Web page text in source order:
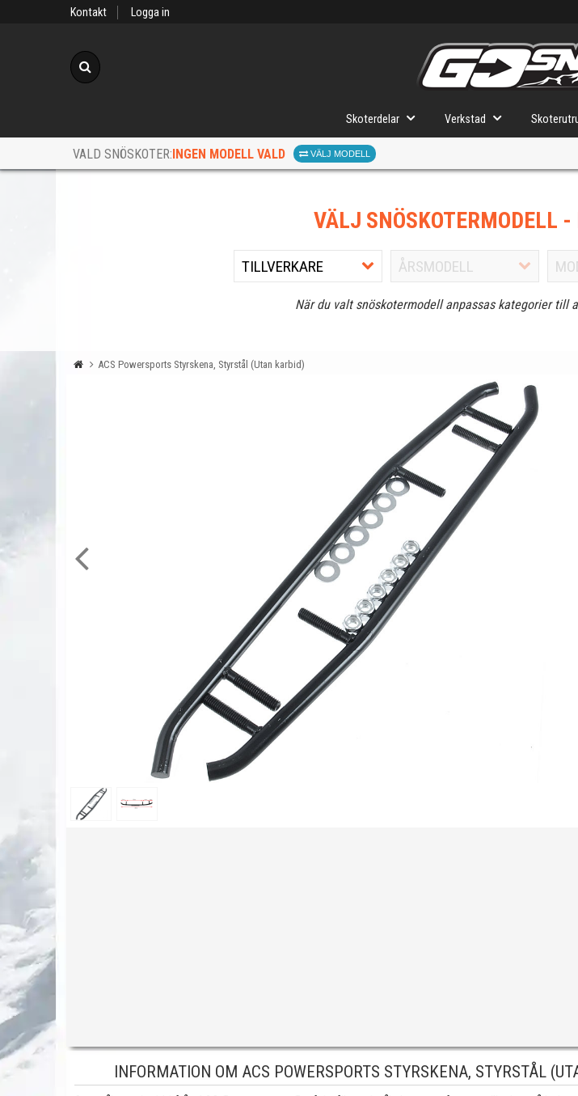
Kontakt Logga in
Skoterdelar Verkstad
VALD SNÖSKOTER:INGEN MODELL VALD VÄLJ MODELL
VÄLJ SNÖSKOTERMODELL -
När du valt snöskotermodell anpassas kategorier till
ACS Powersports Styrskena, Styrstål (Utan karbid)
INFORMATION OM ACS POWERSPORTS STYRSKENA, STYRSTÅL